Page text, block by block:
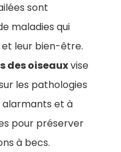
sont
maladies qui
leur bien-être.
des oiseauxvise
les pathologies
alarmants et à
pour préserver
à becs.